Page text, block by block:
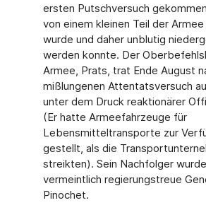
ersten Putschversuch
von einem kleinen Teil der
wurde und daher unblutig
werden konnte. Der
Armee, Prats, trat Ende August
mißlungenen Attentatsversuch
unter dem Druck reaktionärer
(Er hatte Armeefahrzeuge für
Lebensmitteltransporte zur
gestellt, als die
streikten). Sein Nachfolger
vermeintlich regierungstreue
Pinochet.